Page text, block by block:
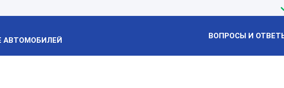
АВТОМОБИЛЕЙ ВОПРОСЫ И